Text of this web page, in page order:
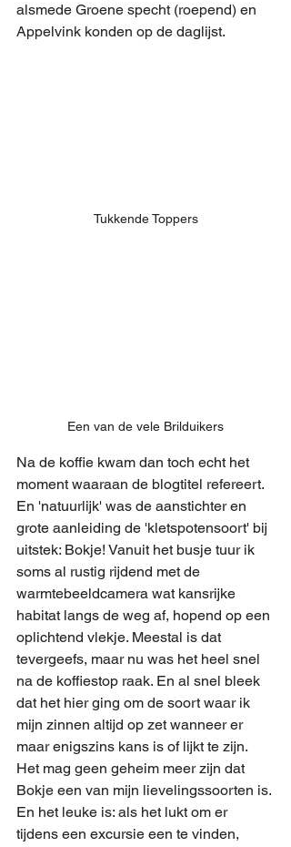
alsmede Groene specht (roepend) en
Appelvink konden op de daglijst.
Tukkende Toppers
Een van de vele Brilduikers
Na de koffie kwam dan toch echt het
moment waaraan de blogtitel refereert.
En 'natuurlijk' was de aanstichter en
grote aanleiding de 'kletspotensoort' bij
uitstek: Bokje! Vanuit het busje tuur ik
soms al rustig rijdend met de
warmtebeeldcamera wat kansrijke
habitat langs de weg af, hopend op een
oplichtend vlekje. Meestal is dat
tevergeefs, maar nu was het heel snel
na de koffiestop raak. En al snel bleek
dat het hier ging om de soort waar ik
mijn zinnen altijd op zet wanneer er
maar enigszins kans is of lijkt te zijn.
Het mag geen geheim meer zijn dat
Bokje een van mijn lievelingssoorten is.
En het leuke is: als het lukt om er
tijdens een excursie een te vinden,